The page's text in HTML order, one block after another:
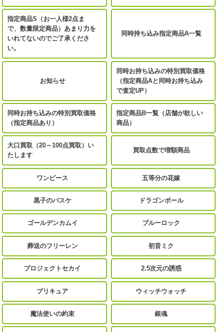
指定商品S（お一人様2点ま
で、数量限定商品）あまり力を
いれてないのでご了承くださ
い。
同時持ち込み指定商品A一覧
お知らせ
同時お持ち込みの特別買取価格
（指定商品Aと同時お持ち込み
で査定UP）
同時お持ち込みの特別買取価格
（指定商品あり）
指定商品B一覧（店舗が欲しい
商品）
大口買取（20～100点買取）い
たします
買取点数で増額商品
ワンピース 五等分の花嫁
黒子のバスケ ドラゴンボール
ゴールデンカムイ ブルーロック
葬送のフリーレン 初音ミク
プロジェクトセカイ 2.5次元の誘惑
プリキュア ウィッチウォッチ
魔法使いの約束 銀魂